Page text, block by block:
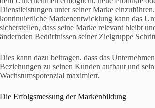
Dienstleistungen unter seiner Marke
kontinuierliche Markenentwicklung kann das
sicherstellen, dass seine Marke relevant bleibt
ändernden Bedürfnissen seiner Zielgruppe
Dies kann dazu beitragen, dass das
Beziehungen zu seinen Kunden aufbaut und sein
Wachstumspotenzial maximiert.
Die Erfolgsmessung der Markenbildung